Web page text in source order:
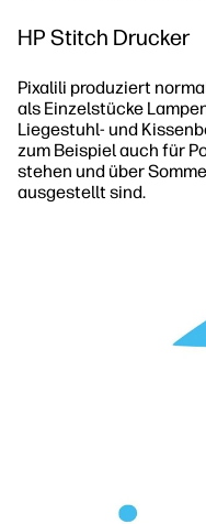
HP Stitch Drucker
Pixalili produziert
als Einzelstücke
Liegestuhl- und
zum Beispiel auch für
stehen und über
ausgestellt sind.